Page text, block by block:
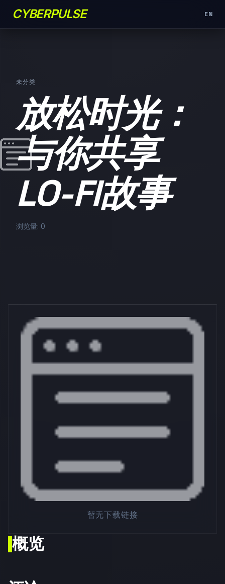
CYBERPULSE EN
未分类
放松时光：
与你共享
LO-FI故事
浏览量: 0
概览
暂无下载链接